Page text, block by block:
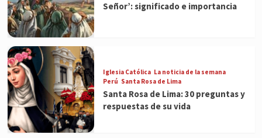
Señor’: significado e importancia
Iglesia Católica La noticia de la semana
Perú Santa Rosa de Lima
Santa Rosa de Lima: 30 preguntas y
respuestas de su vida